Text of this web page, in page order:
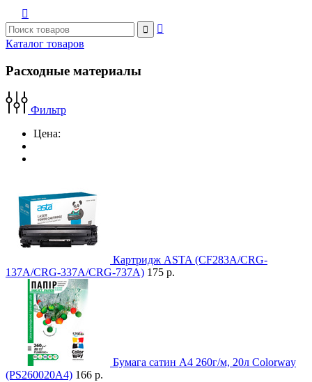



Каталог товаров
Расходные материалы
Фильтр
Цена:
Картридж ASTA (CF283A/CRG-
137A/CRG-337A/CRG-737A) 175 р.
Бумага сатин A4 260г/м, 20л Colorway
(PS260020A4) 166 р.